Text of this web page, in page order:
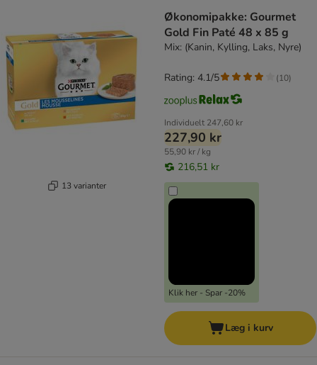
13 varianter
Økonomipakke: Gourmet
Gold Fin Paté 48 x 85 g
Mix: (Kanin, Kylling, Laks, Nyre)
Individuelt 247,60 kr
227,90 kr
55,90 kr / kg
216,51 kr
Klik her - Spar -20%
Rating: 4.1/5 (10)
Læg i kurv